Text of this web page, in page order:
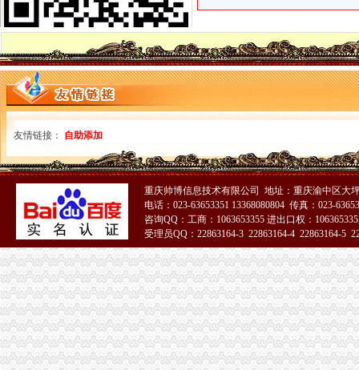
万事通_新浪新闻
夏俊峰案二审辩护词_天朝司法是抑扬善还是其道而行之？-广州搜
绵“野”培训象多“名师”授课是谎言（图）_大成网_腾讯网
让我们划起双桨“艇”入嘉陵江-重庆社区
重庆沙坪坝门户网
三峡广场办执照
看脸的时代却丑在证件照上看别人家的摄影师怎么破四川新闻网-主流
【图】重庆沙坪坝三峡广场代办营业执照公司_重庆工商注册_重庆列表
重庆爱德华院_互动百科
重庆公司注册工商注册营业执照代办代理记帐重庆工商代办
上海五室中等装修酒店公寓|上海五室中等装修酒店公寓信息-上海酷易搜
青木关办执照
wyk/MailingLists
第03章_大薮春彦《叛逆者》
钟表馆幽灵-和谐惊悚剧-大众点评社区
街道办书记效能建设先进事迹.doc_淘豆网
[关联交易]佛塑科技：非公开发行股份购买资产暨关联交易报告书（修
井口办执照
关于发动和支持群众办小煤矿若干问题的规定
联合建筑、生活污水处理站、提升机房、井口房五项劳务分包工程招
河北省煤炭行业关闭非法和布局不合理煤矿工作实施方案
北京端掉6家“黑水厂”部分桶装水流入社区-搜狐财经
友情链接： 自助添加
重庆帅博信息技术有限公司 地址：重庆渝中区大
电话：023-63653351 13368080804 传真：023-
咨询QQ：工商：1063653355 进出口权：
受理员QQ：22863164-3 22863164-4 22863164-5
51La